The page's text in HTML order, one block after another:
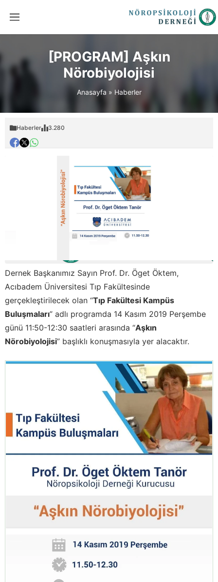
[PROGRAM] Aşkın
Nörobiyolojisi
Anasayfa » Haberler
Haberler 3.280
Dernek Başkanımız Sayın Prof. Dr. Öget Öktem,
Acıbadem Üniversitesi Tıp Fakültesinde
gerçekleştirilecek olan “Tıp Fakültesi Kampüs
Buluşmaları” adlı programda 14 Kasım 2019 Perşembe
günü 11:50-12:30 saatleri arasında “Aşkın
Nörobiyolojisi” başlıklı konuşmasıyla yer alacaktır.